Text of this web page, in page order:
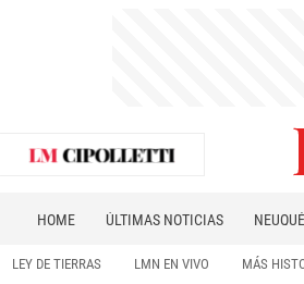
HOME ÚLTIMAS NOTICIAS
LEY DE TIERRAS LMN EN VIVO MÁS